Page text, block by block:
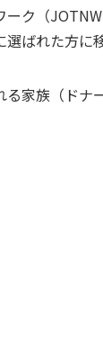
ク（
ばれた方に
家族（ドナ